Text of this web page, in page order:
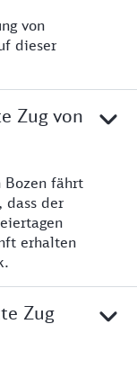
von
dieser
Zug von
Bozen fährt
dass der
erhalten
Zug